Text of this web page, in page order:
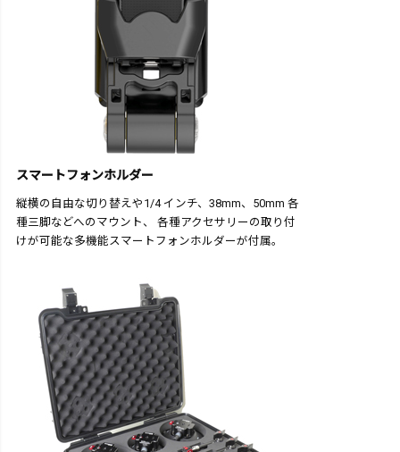
スマートフォンホルダー
縦横の自由な切り替えや1/4 インチ、38mm、50mm 各
種三脚などへのマウント、 各種アクセサリーの取り付
けが可能な多機能スマートフォンホルダーが付属。